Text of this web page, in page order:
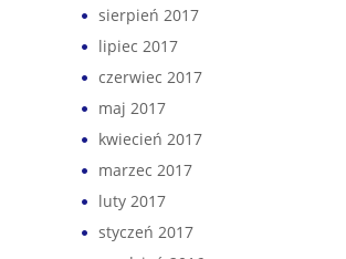
sierpień 2017
lipiec 2017
czerwiec 2017
maj 2017
kwiecień 2017
marzec 2017
luty 2017
styczeń 2017